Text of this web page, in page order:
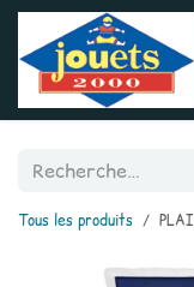
Se rendre au contenu
Tous les produits